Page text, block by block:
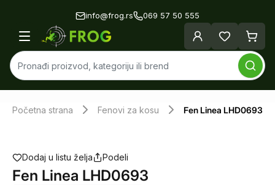
info@frog.rs 069 57 50 555
Početna strana Fenovi za kosu Fen Linea LHD0693
Dodaj u listu želja Podeli
Fen Linea LHD0693